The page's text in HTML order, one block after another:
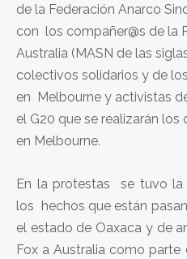
de la Federación Anarco
con los compañer@s de la
Australia (MASN de las
colectivos solidarios y de
en Melbourne y activistas
el G20 que se realizarán los
en Melbourne.
En la protestas se tuvo la
los hechos que están
el estado de Oaxaca y de
Fox a Australia como